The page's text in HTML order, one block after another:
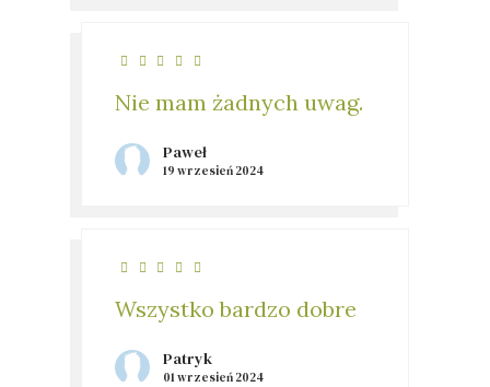
Nie mam żadnych uwag.
Paweł
19 wrzesień 2024
Wszystko bardzo dobre
Patryk
01 wrzesień 2024